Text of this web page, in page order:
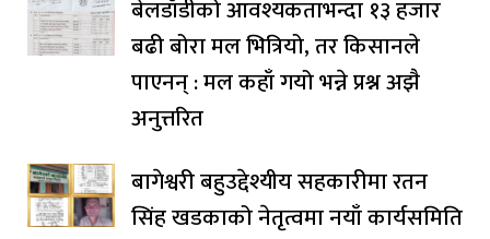
बेलडाँडीको आवश्यकताभन्दा १३ हजार
बढी बोरा मल भित्रियो, तर किसानले
पाएनन् : मल कहाँ गयो भन्ने प्रश्न अझै
अनुत्तरित
बागेश्वरी बहुउद्देश्यीय सहकारीमा रतन
सिंह खडकाको नेतृत्वमा नयाँ कार्यसमिति